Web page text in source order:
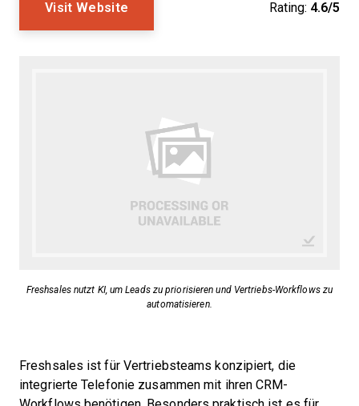
Visit Website Rating: 4.6/5
Freshsales nutzt KI, um Leads zu priorisieren und Vertriebs-Workflows zu
automatisieren.
Freshsales ist für Vertriebsteams konzipiert, die
integrierte Telefonie zusammen mit ihren CRM-